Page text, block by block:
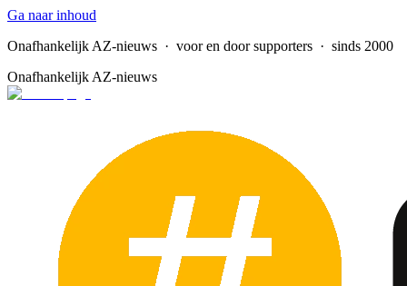
Ga naar inhoud
Onafhankelijk AZ-nieuws · voor en door supporters · sinds 2000
Onafhankelijk AZ-nieuws